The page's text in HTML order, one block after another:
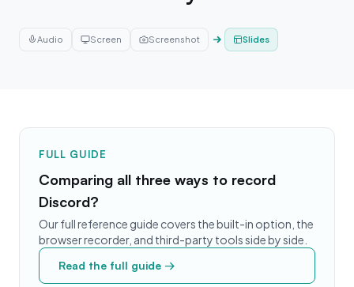
Audio Screen Screenshot Slides
FULL GUIDE
Comparing all three ways to record
Discord?
Our full reference guide covers the built-in option, the
browser recorder, and third-party tools side by side.
Read the full guide →